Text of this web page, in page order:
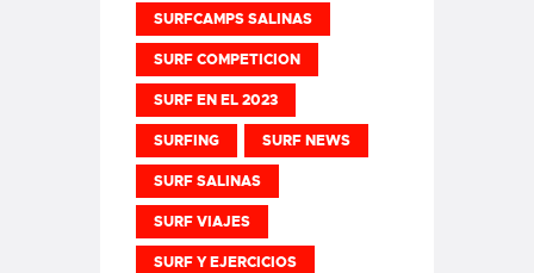
SURFCAMPS SALINAS
SURF COMPETICION
SURF EN EL 2023
SURFING SURF NEWS
SURF SALINAS
SURF VIAJES
SURF Y EJERCICIOS